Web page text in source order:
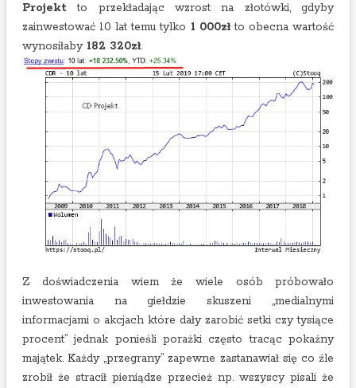
Projektto przekładając wzrost na złotówki, gdyby
zainwestować 10 lat temu tylko 1 000złto obecna wartość
wynosiłaby 182 320zł.
Z doświadczenia wiem że wiele osób próbowało
inwestowania na giełdzie skuszeni „medialnymi
informacjami o akcjach które dały zarobić setki czy tysiące
procent” jednak ponieśli porażki często tracąc pokaźny
majątek. Każdy „przegrany” zapewne zastanawiał się co źle
zrobił że stracił pieniądze przecież np. wszyscy pisali że